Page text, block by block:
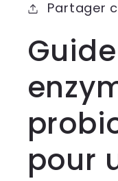
Partager
pour